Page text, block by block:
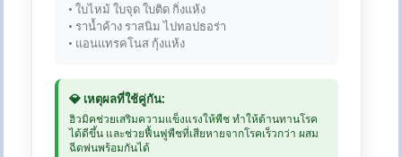
• ใบไหม้ ใบจุด ใบติด กิ่งแห้ง
• ราน้ำค้าง ราสนิม ไปทอปธอร่า
• แอนแทรคโนส กุ้งแห้ง
💎 เหตุผลที่ใช้คู่กัน:
ฮิวมิคช่วยเสริมความแข็งแรงให้พืช ทำให้ต้านทานโรค
ได้ดีขึ้น และช่วยฟื้นฟูพืชที่เสียหายจากโรคเร็วกว่า ผสม
ฉีดพ่นพร้อมกันได้